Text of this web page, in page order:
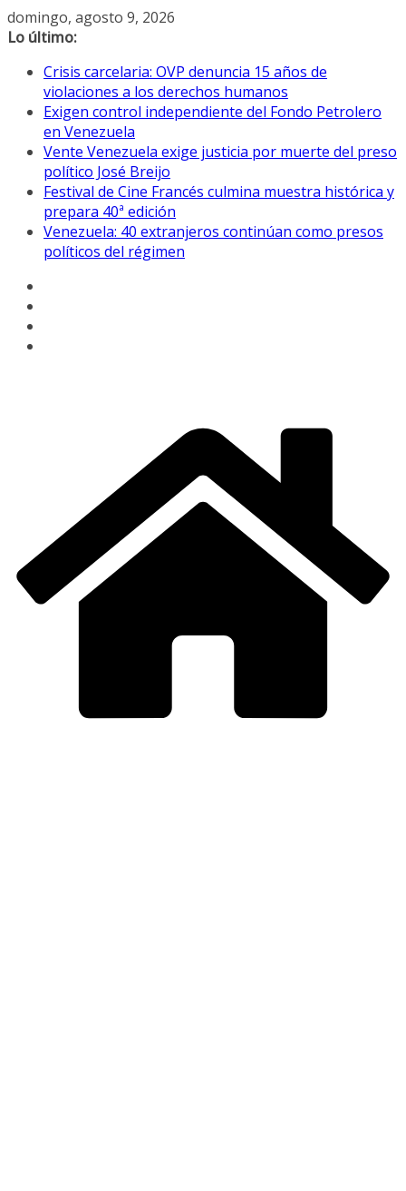
Saltar
al
domingo, agosto 9, 2026
Lo último:
Crisis carcelaria: OVP denuncia 15 años de
violaciones a los derechos humanos
Exigen control independiente del Fondo Petrolero
en Venezuela
Vente Venezuela exige justicia por muerte del preso
político José Breijo
Festival de Cine Francés culmina muestra histórica y
prepara 40ª edición
Venezuela: 40 extranjeros continúan como presos
políticos del régimen